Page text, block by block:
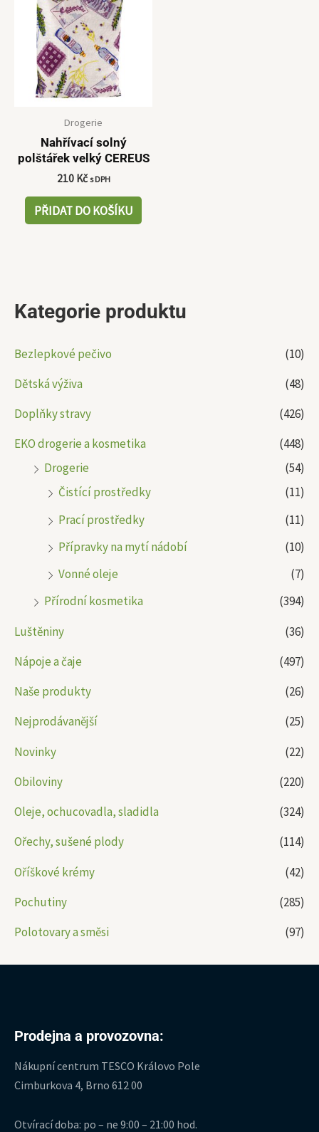
Kategorie produktu
Bezlepkové pečivo
(10)
Dětská výživa
(48)
Doplňky stravy
(426)
EKO drogerie a kosmetika
(448)
Drogerie
(54)
Čistící prostředky
(11)
Prací prostředky
(11)
Přípravky na mytí nádobí
(10)
Vonné oleje
(7)
Přírodní kosmetika
(394)
Luštěniny
(36)
Nápoje a čaje
(497)
Naše produkty
(26)
Nejprodávanější
(25)
Novinky
(22)
Obiloviny
(220)
Oleje, ochucovadla, sladidla
(324)
Ořechy, sušené plody
(114)
Oříškové krémy
(42)
Pochutiny
(285)
Polotovary a směsi
(97)
Drogerie
Nahřívací solný
polštářek velký CEREUS
210 Kč s DPH
PŘIDAT DO KOŠÍKU
Prodejna a provozovna:
Nákupní centrum TESCO Královo Pole
Cimburkova 4, Brno 612 00
Otvírací doba: po – ne 9:00 – 21:00 hod.